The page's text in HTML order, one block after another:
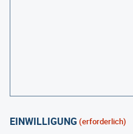
EINWILLIGUNG (erforderlich)